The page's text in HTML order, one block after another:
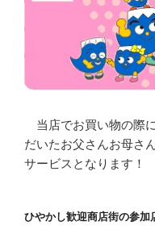
当店でお買い物の際
だいたお父さんお母さ
サービスとなります！
ひやかし歓迎商店街の参加